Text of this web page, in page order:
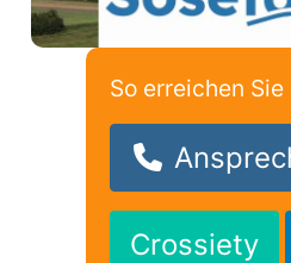
So erreichen Sie
Crossiety